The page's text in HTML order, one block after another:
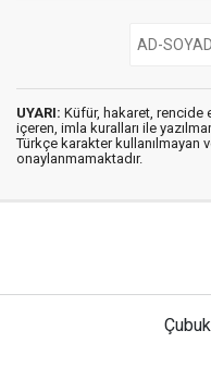
UYARI: Küfür, hakaret, rencide
içeren, imla kuralları ile
Türkçe karakter kullanılmayan
onaylanmamaktadır.